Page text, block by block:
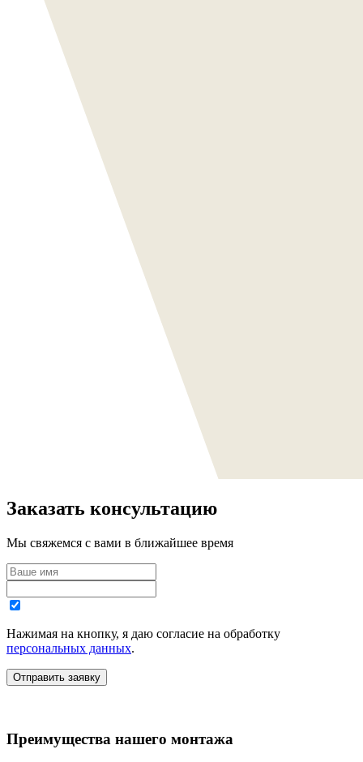
Заказать консультацию
Мы свяжемся с вами в ближайшее время
Нажимая на кнопку, я даю согласие на обработку
персональных данных.
Преимущества нашего монтажа